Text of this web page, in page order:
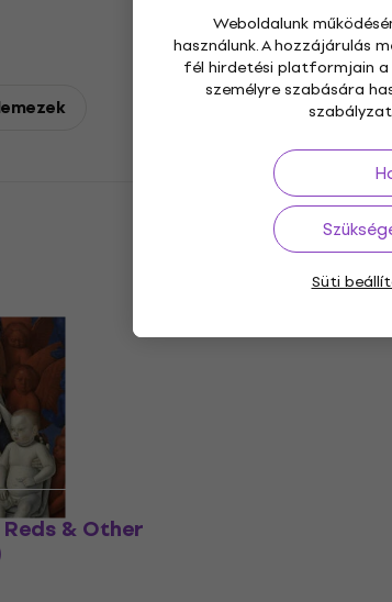
Weboldalunk
használunk. A hozzájárulás
fél hirdetési platformjain a
személyre szabására
Süti
& Other